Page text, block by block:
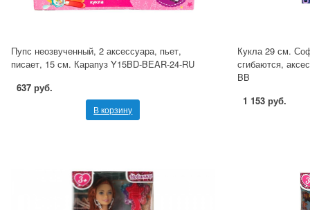
Пупс неозвученный, 2 аксессуара, пьет,
писает, 15 см. Карапуз Y15BD-BEAR-24-RU
637 руб.
В корзину
Кукла 29 см.
сгибаются,
BB
1 153 руб.